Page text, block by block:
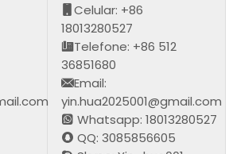
Celular: +86
18013280527
Telefone: +86 512
36851680
Email:
yin.hua2025001@gmail.com
Whatsapp: 18013280527
QQ: 3085856605